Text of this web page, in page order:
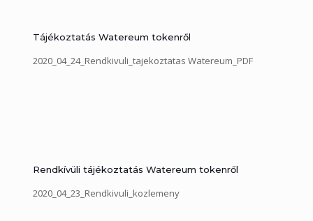
Tájékoztatás Watereum tokenről
2020_04_24_Rendkivuli_tajekoztatas Watereum_PDF
Rendkívüli tájékoztatás Watereum tokenről
2020_04_23_Rendkivuli_kozlemeny